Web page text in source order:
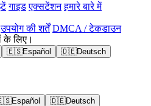
गाइड एक्सटेंशन हमारे बारे में
उपयोग की शर्तें DMCA / टेकडाउन
के लिए।
🇪🇸Español 🇩🇪Deutsch
Español 🇩🇪Deutsch